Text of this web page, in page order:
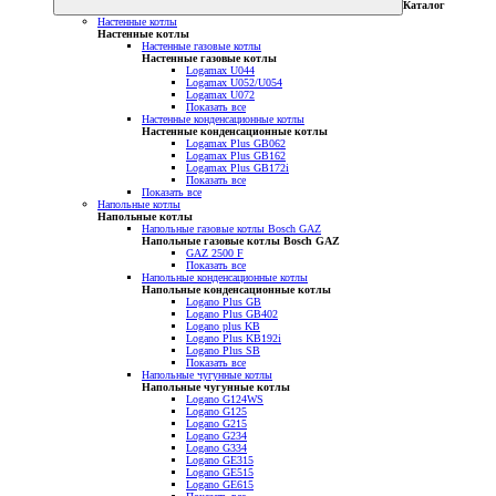
Каталог
Настенные котлы
Настенные котлы
Настенные газовые котлы
Настенные газовые котлы
Logamax U044
Logamax U052/U054
Logamax U072
Показать все
Настенные конденсационные котлы
Настенные конденсационные котлы
Logamax Plus GB062
Logamax Plus GB162
Logamax Plus GB172i
Показать все
Показать все
Напольные котлы
Напольные котлы
Напольные газовые котлы Bosch GAZ
Напольные газовые котлы Bosch GAZ
GAZ 2500 F
Показать все
Напольные конденсационные котлы
Напольные конденсационные котлы
Logano Plus GB
Logano Plus GB402
Logano plus KB
Logano Plus KB192i
Logano Plus SB
Показать все
Напольные чугунные котлы
Напольные чугунные котлы
Logano G124WS
Logano G125
Logano G215
Logano G234
Logano G334
Logano GE315
Logano GE515
Logano GE615